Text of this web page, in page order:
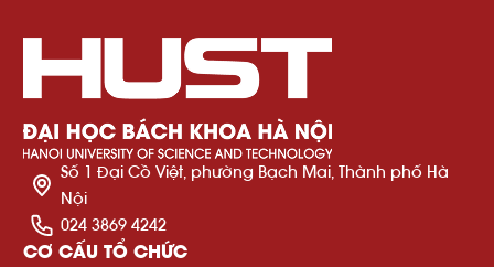
Số 1 Đại Cồ Việt, phường Bạch Mai, Thành phố Hà
Nội
024 3869 4242
CƠ CẤU TỔ CHỨC